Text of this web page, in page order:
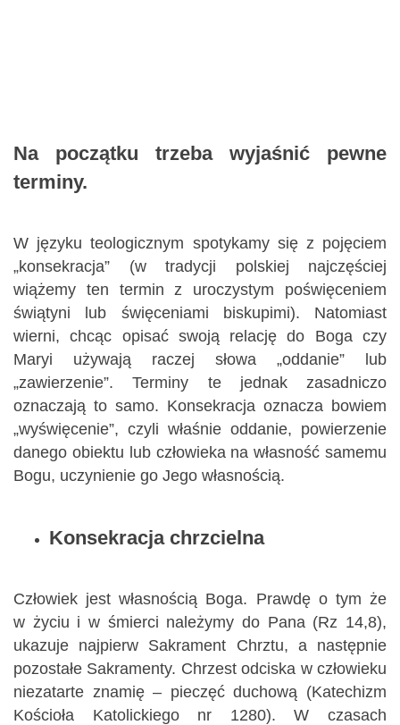
Na początku trzeba wyjaśnić pewne
terminy.
W języku teologicznym spotykamy się z pojęciem
„konsekracja” (w tradycji polskiej najczęściej
wiążemy ten termin z uroczystym poświęceniem
świątyni lub święceniami biskupimi). Natomiast
wierni, chcąc opisać swoją relację do Boga czy
Maryi używają raczej słowa „oddanie” lub
„zawierzenie”. Terminy te jednak zasadniczo
oznaczają to samo. Konsekracja oznacza bowiem
„wyświęcenie”, czyli właśnie oddanie, powierzenie
danego obiektu lub człowieka na własność samemu
Bogu, uczynienie go Jego własnością.
Konsekracja chrzcielna
Człowiek jest własnością Boga. Prawdę o tym że
w życiu i w śmierci należymy do Pana (Rz 14,8),
ukazuje najpierw Sakrament Chrztu, a następnie
pozostałe Sakramenty. Chrzest odciska w człowieku
niezatarte znamię – pieczęć duchową (Katechizm
Kościoła Katolickiego nr 1280). W czasach